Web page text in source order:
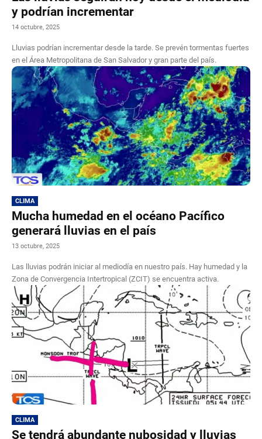
y podrían incrementar
14 octubre, 2025
Lluvias podrían incrementar desde la tarde. Se prevén tormentas fuertes
en el Área Metropolitana de San Salvador y gran parte del país.
CLIMA
Mucha humedad en el océano Pacífico
generará lluvias en el país
13 octubre, 2025
Las lluvias podrán iniciar al mediodía en nuestro país. Hay humedad y la
Zona de Convergencia Intertropical (ZCIT) se encuentra activa.
CLIMA
Se tendrá abundante nubosidad y lluvias